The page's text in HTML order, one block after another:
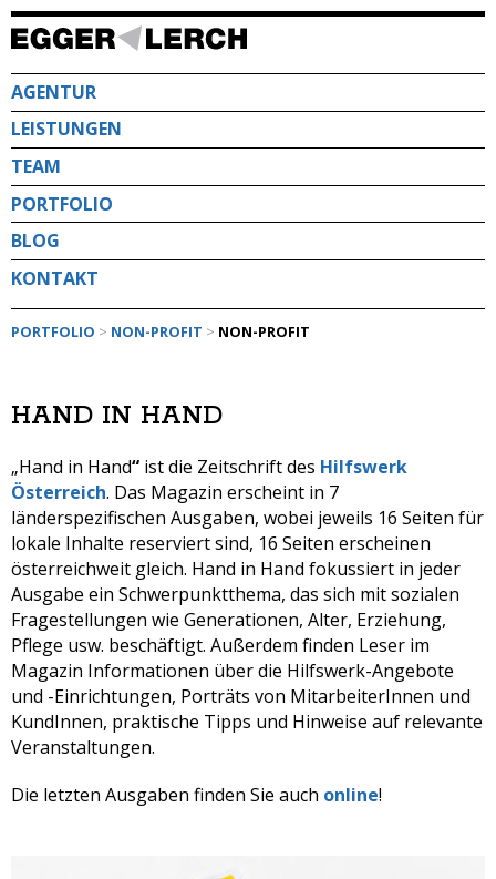
Direkt
zum
AGENTUR
LEISTUNGEN
TEAM
PORTFOLIO
BLOG
KONTAKT
PORTFOLIO > NON-PROFIT > NON-PROFIT
HAND IN HAND
„Hand in Hand“ ist die Zeitschrift des Hilfswerk
Österreich. Das Magazin erscheint in 7
länderspezifischen Ausgaben, wobei jeweils 16 Seiten für
lokale Inhalte reserviert sind, 16 Seiten erscheinen
österreichweit gleich. Hand in Hand fokussiert in jeder
Ausgabe ein Schwerpunktthema, das sich mit sozialen
Fragestellungen wie Generationen, Alter, Erziehung,
Pflege usw. beschäftigt. Außerdem finden Leser im
Magazin Informationen über die Hilfswerk-Angebote
und -Einrichtungen, Porträts von MitarbeiterInnen und
KundInnen, praktische Tipps und Hinweise auf relevante
Veranstaltungen.
Die letzten Ausgaben finden Sie auch online!